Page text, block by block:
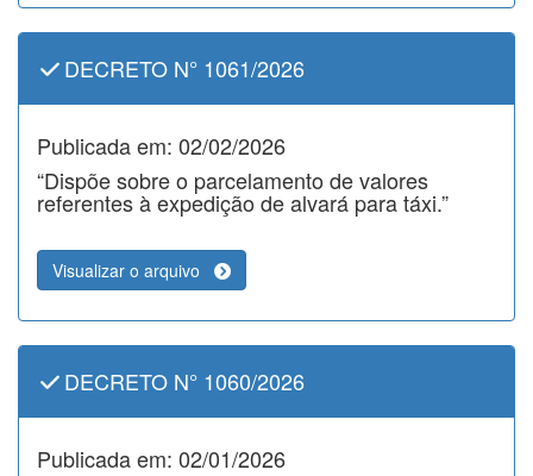
DECRETO N° 1061/2026
Publicada em: 02/02/2026
“Dispõe sobre o parcelamento de valores
referentes à expedição de alvará para táxi.”
Visualizar o arquivo
DECRETO N° 1060/2026
Publicada em: 02/01/2026